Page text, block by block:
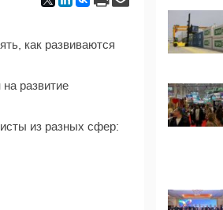
как развиваются
развитие
из разных сфер: